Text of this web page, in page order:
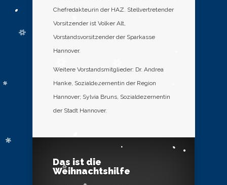
Chefredakteurin der HAZ. Stellvertretender
Vorsitzender ist Volker Alt,
Vorstandsvorsitzender der Sparkasse
Hannover.
Weitere Vorstandsmitglieder: Dr. Andrea
Hanke, Sozialdezernentin der Region
Hannover; Sylvia Bruns, Sozialdezernentin
der Stadt Hannover.
Das ist die
Weihnachtshilfe